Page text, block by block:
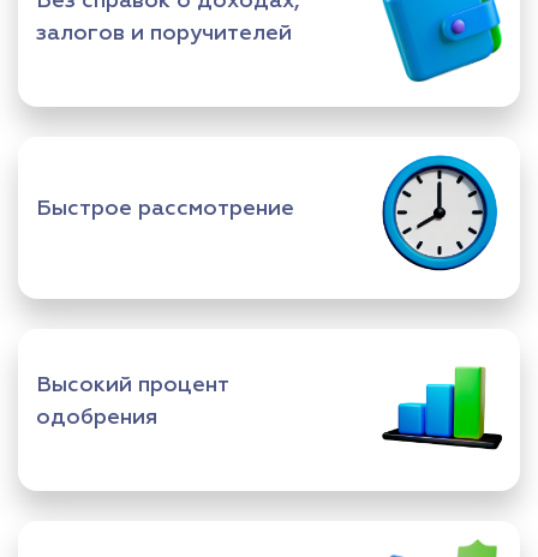
залогов и поручителей
Быстрое рассмотрение
Высокий процент
одобрения